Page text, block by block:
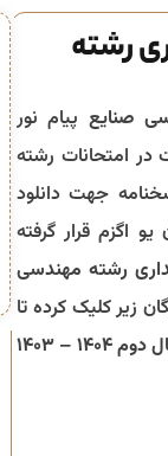
رشته
صنایع پیام نور
در امتحانات رشته
جهت دانلود
اگزم قرار گرفته
رشته مهندسی
زیر کلیک کرده تا
– ۱۴۰۳